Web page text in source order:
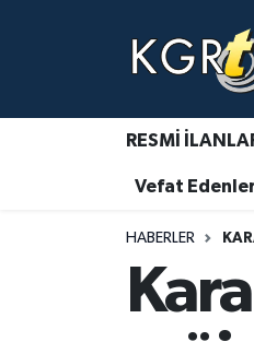
RESMİ
Vefat
HABERLER
Karaman Haberleri
Gündem Haberleri
Güncel Haberler
Asayiş Haberleri